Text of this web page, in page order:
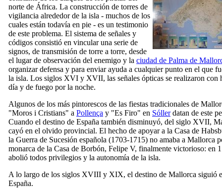
norte de África. La construcción de torres de
vigilancia alrededor de la isla - muchos de los
cuales están todavía en pie - es un testimonio
de este problema. El sistema de señales y
códigos consistió en vincular una serie de
signos, de transmisión de torre a torre, desde
el lugar de observación del enemigo y la ciudad de Palma de
organizar defensa y para enviar ayuda a cualquier punto en el que
la isla. Los siglos XVI y XVII, las señales ópticas se realizaron con
día y de fuego por la noche.
Algunos de los más pintorescos de las fiestas tradicionales de
"Moros i Cristians" a Pollença y "Es Firo" en Sóllerdatan de este
Cuando el destino de España también disminuyó, del siglo XVII,
cayó en el olvido provincial. El hecho de apoyar a la Casa de
la Guerra de Sucesión española (1703-1715) no amaba a Mallorca
monarca de la Casa de Borbón, Felipe V, finalmente victorioso: en
abolió todos privilegios y la autonomía de la isla.
A lo largo de los siglos XVIII y XIX, el destino de Mallorca siguió
España.